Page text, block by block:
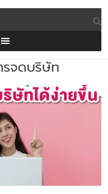
จดบริษัท